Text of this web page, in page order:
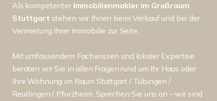
Als kompetenter Immobilienmakler im Großraum
Stuttgart stehen wir Ihnen beim Verkauf und bei der
Vermietung Ihrer Immobilie zur Seite.
Mit umfassendem Fachwissen und lokaler Expertise
beraten wir Sie in allen Fragen rund um Ihr Haus oder
Ihre Wohnung im Raum Stuttgart / Tübingen /
Reutlingen / Pforzheim. Sprechen Sie uns an – wir sind